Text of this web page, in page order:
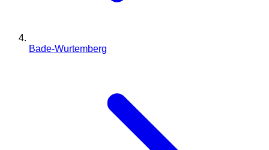
Bade-Wurtemberg